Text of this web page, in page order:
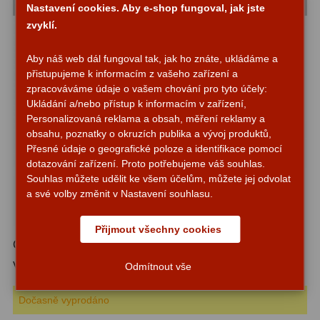
Průvodce
IPoradce
Stav
Objednávky
Do 6000 Kč37
Okuláry455
Plössl a Super Plössl120
Širokoúhlé WA (52°-60°)84
SWA (62°-78°)86
UWA (80°-98°)22
XWA (100°-120°)17
ED a Flat Field12
Číslo produktu:52229
Výrobce:
Dočasně vyprodáno
Nastavení cookies. Aby e-shop fungoval, jak jste
zvyklí.
Aby náš web dál fungoval tak, jak ho znáte, ukládáme a
přistupujeme k informacím z vašeho zařízení a
zpracováváme údaje o vašem chování pro tyto účely:
Ukládání a/nebo přístup k informacím v zařízení,
Personalizovaná reklama a obsah, měření reklamy a
obsahu, poznatky o okruzích publika a vývoj produktů,
Přesné údaje o geografické poloze a identifikace pomocí
dotazování zařízení. Proto potřebujeme váš souhlas.
Souhlas můžete udělit ke všem účelům, můžete jej odvolat
a své volby změnit v Nastavení souhlasu.
Přijmout všechny cookies
Odmítnout vše